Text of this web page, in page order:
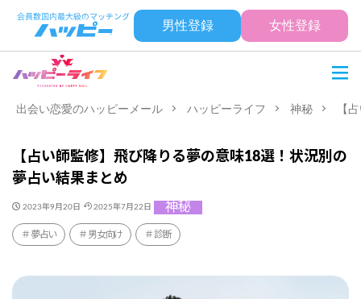
男性登録 女性登録
出会い恋愛のハッピーメール ハッピーライフ 神秘 【
【占い師監修】飛び降りる夢の意味18選！状況別の
夢占い結果まとめ
2023年9月20日 2025年7月22日 神秘
夢占い 男女向け 診断